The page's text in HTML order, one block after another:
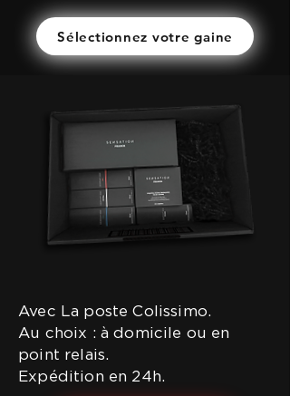
Sélectionnez votre gaine
Avec La poste Colissimo.
Au choix : à domicile ou en
point relais.
Expédition en 24h.